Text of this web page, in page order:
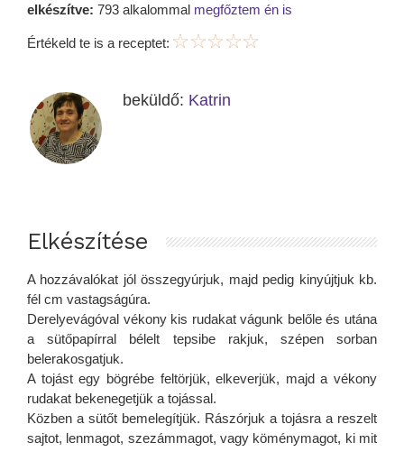
elkészítve: 793 alkalommal megfőztem én is
Értékeld te is a receptet:
beküldő: Katrin
Elkészítése
A hozzávalókat jól összegyúrjuk, majd pedig kinyújtjuk kb.
fél cm vastagságúra.
Derelyevágóval vékony kis rudakat vágunk belőle és utána
a sütőpapírral bélelt tepsibe rakjuk, szépen sorban
belerakosgatjuk.
A tojást egy bögrébe feltörjük, elkeverjük, majd a vékony
rudakat bekenegetjük a tojással.
Közben a sütőt bemelegítjük. Rászórjuk a tojásra a reszelt
sajtot, lenmagot, szezámmagot, vagy köménymagot, ki mit